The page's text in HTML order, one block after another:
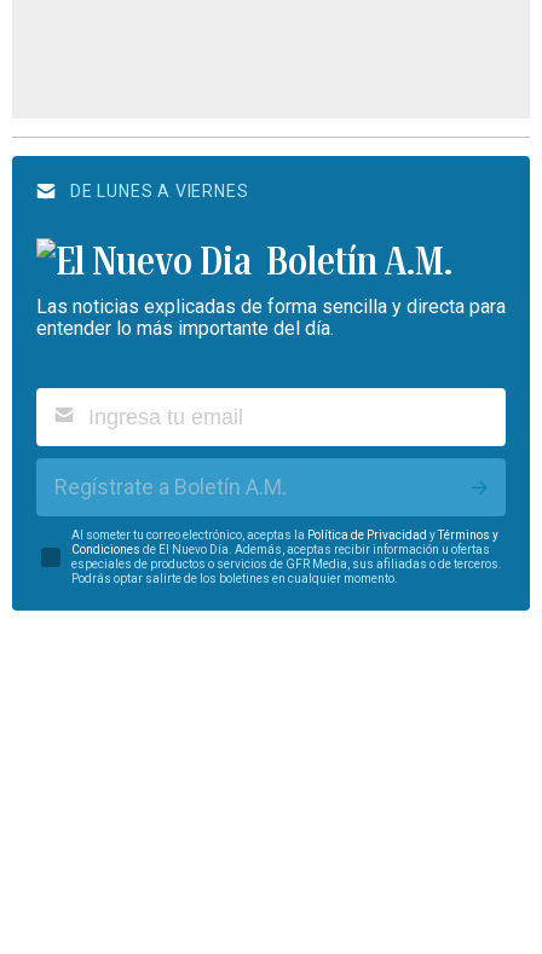
DE LUNES A VIERNES
Boletín A.M.
Las noticias explicadas de forma sencilla y directa para
entender lo más importante del día.
Regístrate a Boletín A.M.
Al someter tu correo electrónico, aceptas la Política de Privacidad yTérminos y
Condiciones de El Nuevo Día. Además, aceptas recibir información u ofertas
especiales de productos o servicios de GFR Media, sus afiliadas o de terceros.
Podrás optar salirte de los boletines en cualquier momento.